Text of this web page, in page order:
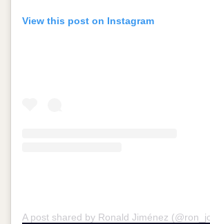
View this post on Instagram
A post shared by Ronald Jiménez